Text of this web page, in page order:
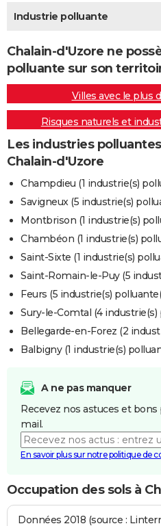
Destinations
City break
Voyage nature
Voyage de noces
Forum
Climat
+PHOTO
GUIDES D'ACHAT
BONS PLANS
CARTE DE VOEUX
Carte de Noël
Carte Bonne année
Carte Saint-Valentin
Carte Pâques
Carte d'anniversaire
DICTIONNAIRE
Dictionnaire
Biographies
Citations
Expressions
Proverbes
PROGRAMME TV
COPAINS D'AVANT
S'inscrire
Se connecter
Lycées
Collèges
Primaires
Universités
Entreprises
Service militaire
Avis de recherche
AVIS DE DÉCÈS
FORUM
Bricolage
Lifestyle
Culture
Sport
Auto
Television
Voyage
Cinema
Industrie polluante
Chalain-d'Uzore ne
polluante sur son
Villes avec le plus
Risques naturels et
Les industries
Chalain-d'Uzore
Champdieu (1 industrie(s)
Savigneux (5 industrie(s)
Montbrison (1 industrie(s)
Chambéon (1 industrie(s)
Saint-Sixte (1 industrie(s)
Saint-Romain-le-Puy (5
Feurs (5 industrie(s)
Sury-le-Comtal (4 industrie(s)
Bellegarde-en-Forez (2
Balbigny (1 industrie(s)
A ne pas manquer
Recevez nos astuces et
mail.
En savoir plus sur notre politique de
Occupation des sols à
Données 2018 (source :